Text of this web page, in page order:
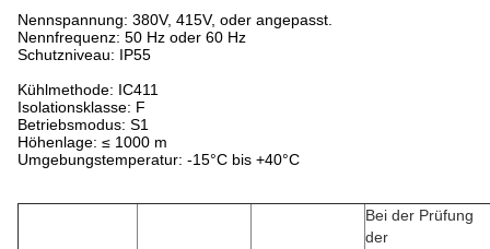
Nennspannung: 380V, 415V, oder angepasst.
Nennfrequenz: 50 Hz oder 60 Hz
Schutzniveau: IP55
Kühlmethode: IC411
Isolationsklasse: F
Betriebsmodus: S1
Höhenlage: ≤ 1000 m
Umgebungstemperatur: -15°C bis +40°C
Bei der Prüfung
der